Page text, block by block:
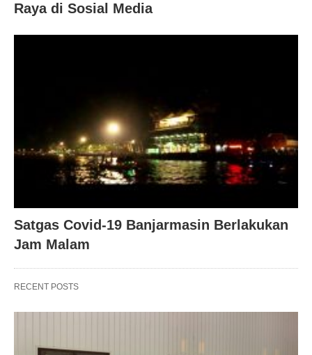
Raya di Sosial Media
Satgas Covid-19 Banjarmasin Berlakukan
Jam Malam
RECENT POSTS